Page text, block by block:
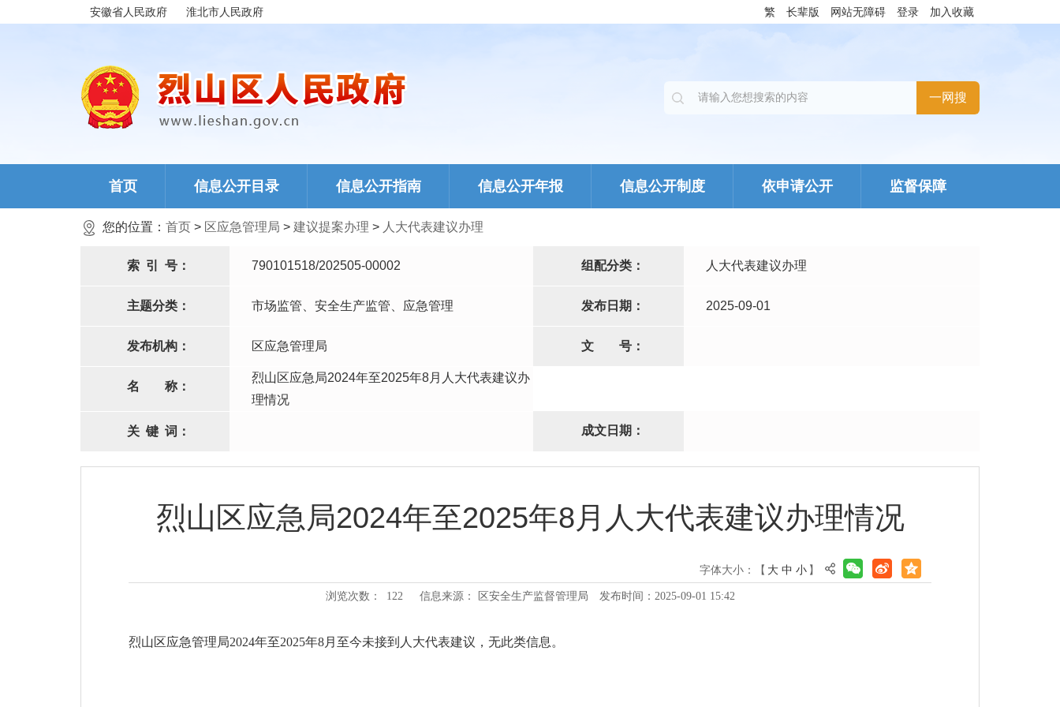
安徽省人民政府 淮北市人民政府 繁 长辈版 网站无障碍 登录 加入收藏
首页 信息公开目录 信息公开指南 信息公开年报 信息公开制度 依申请公开 监督保障
您的位置： 首页 > 区应急管理局 > 建议提案办理 > 人大代表建议办理
索 引 号： 790101518/202505-00002 组配分类： 人大代表建议办理
主题分类： 市场监管、安全生产监管、应急管理 发布日期： 2025-09-01
发布机构： 区应急管理局 文 号：
名 称：
烈山区应急局2024年至2025年8月人大代表建议办
理情况
关 键 词： 成文日期：
烈山区应急局2024年至2025年8月人大代表建议办理情况
字体大小：【 大 中 小 】
浏览次数： 122 信息来源： 区安全生产监督管理局 发布时间：2025-09-01 15:42
烈山区应急管理局2024年至2025年8月至今未接到人大代表建议，无此类信息。